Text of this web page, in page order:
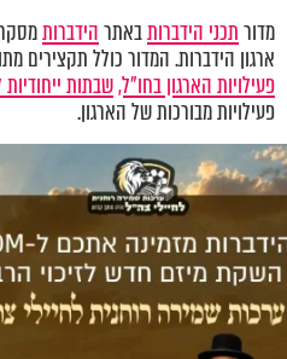
מדורתכני הידברותבאתרהידברות
ארגון הידברות. המדור כולל תקצירים
פעילויות הארגון בחו"ל,שבתות ייחודיות
פעילויות מבורכות של הארגון.